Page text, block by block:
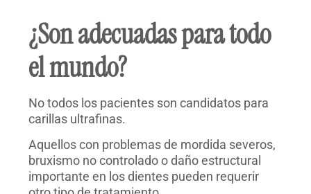
¿Son adecuadas para todo
el mundo?
No todos los pacientes son candidatos para
carillas ultrafinas.
Aquellos con problemas de mordida severos,
bruxismo no controlado o daño estructural
importante en los dientes pueden requerir